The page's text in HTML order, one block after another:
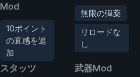
Mod
10ポイント
の直感を追
加
無限の弾薬
リロードな
し
スタッツ
武器Mod